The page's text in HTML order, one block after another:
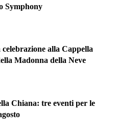
Symphony
celebrazione alla Cappella
Madonna della Neve
Chiana: tre eventi per le